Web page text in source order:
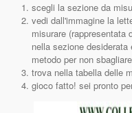
scegli la sezione da
vedi dall'immagine la
misurare (rappresentata
nella sezione
metodo per non
trova nella tabella delle
gioco fatto! sei pronto